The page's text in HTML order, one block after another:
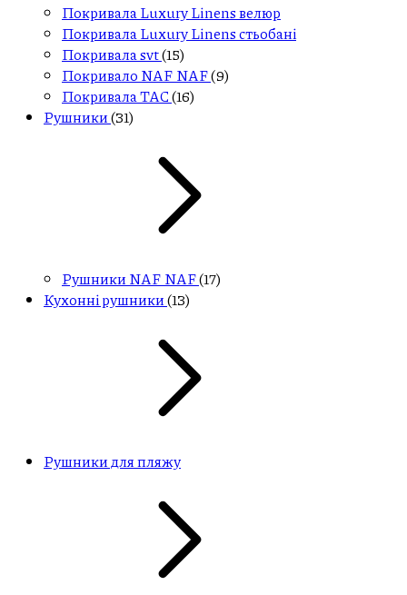
Покривала Luxury Linens велюр
Покривала Luxury Linens стьобані
Покривала svt(15)
Покривало NAF NAF(9)
Покривала ТАС(16)
Рушники(31)
Рушники NAF NAF(17)
Кухонні рушники(13)
Рушники для пляжу